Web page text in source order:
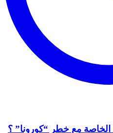
الخاصة مع خطر “كورونا” ؟